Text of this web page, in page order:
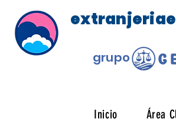
grupo
Inicio Área